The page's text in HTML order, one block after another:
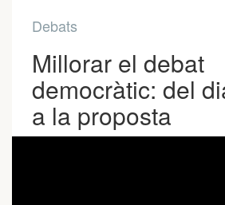
Debats
Millorar el debat
democràtic: del
a la proposta